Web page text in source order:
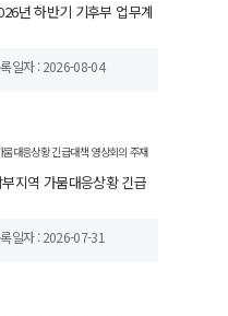
년 하반기 기후부 업무계
일자 : 2026-08-04
지역 가뭄대응상황 긴급
일자 : 2026-07-31